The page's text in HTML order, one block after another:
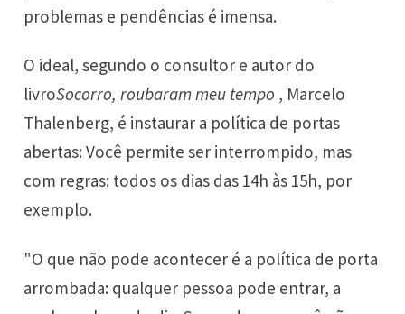
problemas e pendências é imensa.
O ideal, segundo o consultor e autor do
livroSocorro, roubaram meu tempo , Marcelo
Thalenberg, é instaurar a política de portas
abertas: Você permite ser interrompido, mas
com regras: todos os dias das 14h às 15h, por
exemplo.
"O que não pode acontecer é a política de porta
arrombada: qualquer pessoa pode entrar, a